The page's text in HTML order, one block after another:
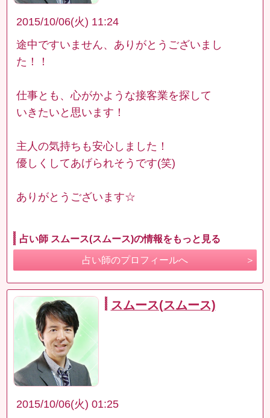
2015/10/06(火) 11:24
途中ですいません、ありがとうございまし
た！！
仕事とも、心がかような接客業を探して
いきたいと思います！
主人の気持ちも安心しました！
優しくしてあげられそうです(笑)
ありがとうございます☆
占い師 スムース(スムース)の情報をもっと見る
占い師のプロフィールへ
スムース(スムース)
2015/10/06(火) 01:25